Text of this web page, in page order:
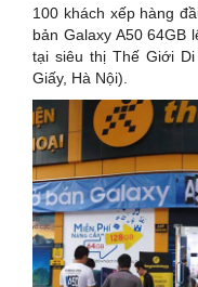
100 khách xếp hàng
bản Galaxy A50 64GB
tại siêu thị Thế Giới
Giấy, Hà Nội).